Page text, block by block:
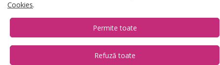
Cookies.
Permite toate
Refuză toate